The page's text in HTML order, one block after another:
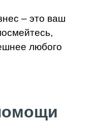
– это ваш
любого